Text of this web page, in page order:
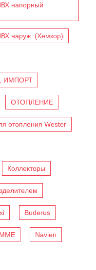
напорный
наруж. (Хемкор)
ИМПОРТ
ОТОПЛЕНИЕ
отопления Wester
Коллекторы
Buderus
Navien